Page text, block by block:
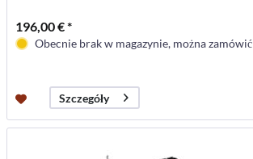
196,00 € *
Obecnie brak w magazynie, można zamówić
Szczegóły